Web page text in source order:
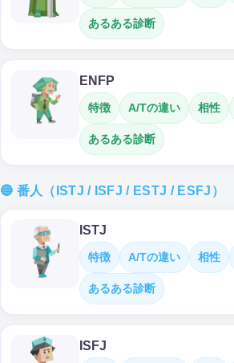
あるある診断
ENFP
特徴 A/Tの違い 相性
あるある診断
🔵 番人（ISTJ / ISFJ / ESTJ / ESFJ）
ISTJ
特徴 A/Tの違い 相性
あるある診断
ISFJ